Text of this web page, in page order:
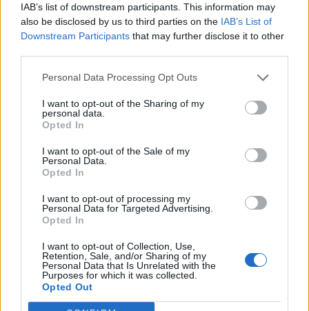
IAB’s list of downstream participants. This information may
also be disclosed by us to third parties on the IAB’s List of
Downstream Participants that may further disclose it to other
Personal Data Processing Opt Outs
I want to opt-out of the Sharing of my
personal data.
Opted In
I want to opt-out of the Sale of my
Personal Data.
Opted In
I want to opt-out of processing my
Personal Data for Targeted Advertising.
Opted In
I want to opt-out of Collection, Use,
Retention, Sale, and/or Sharing of my
Personal Data that Is Unrelated with the
Purposes for which it was collected.
Opted Out
Az Országgyűlés 2026. július 28-án elfogadta a
Helyreállítási és Ellenállóképességi Tervhez (RRF), egyes
kormányprogramokhoz és kormányhatározatokhoz
kapcsolódó adóintézkedésekről, v
BANKMONITOR
Hiányzik az önerő a lakásvásárláshoz? Így hozta be
Sokan nem a lakáshitel törlesztőjénél akadnak el, hanem
jóval előbb: az önerőnél. Hiába lenne vállalható a havi
kell rakni. Z
KASZA ELLIOTT-TAL
Clorox Company - elemzés
Van néhány Clorox részvényem az osztalék portfóliómban,
mert 48 éves osztalékemelési múltja van, és 2025 végén
úgy láttam, hogy jó áron meg tudom venni ezt a majdnem
dividend king-et. Azt
HOLDBLOG
Kevesebb alkoholt iszunk, mint a régió, a
következmények terén viszont az élbolyban
vagyunk